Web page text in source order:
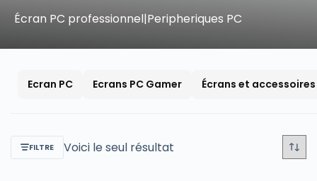
Écran PC professionnel|Peripheriques PC
Ecran PC Ecrans PC Gamer Écrans et accessoires
FILTRE Voici le seul résultat